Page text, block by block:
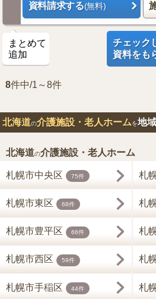
資料請求する(無料)
まとめて
追加
チェック
資料をも
8件中/1～8件
北海道の介護施設・老人ホームを地
北海道の介護施設・老人ホーム
札幌市中央区 75件 札
札幌市東区 68件 札
札幌市豊平区 66件 札
札幌市西区 59件 札
札幌市手稲区 44件 札